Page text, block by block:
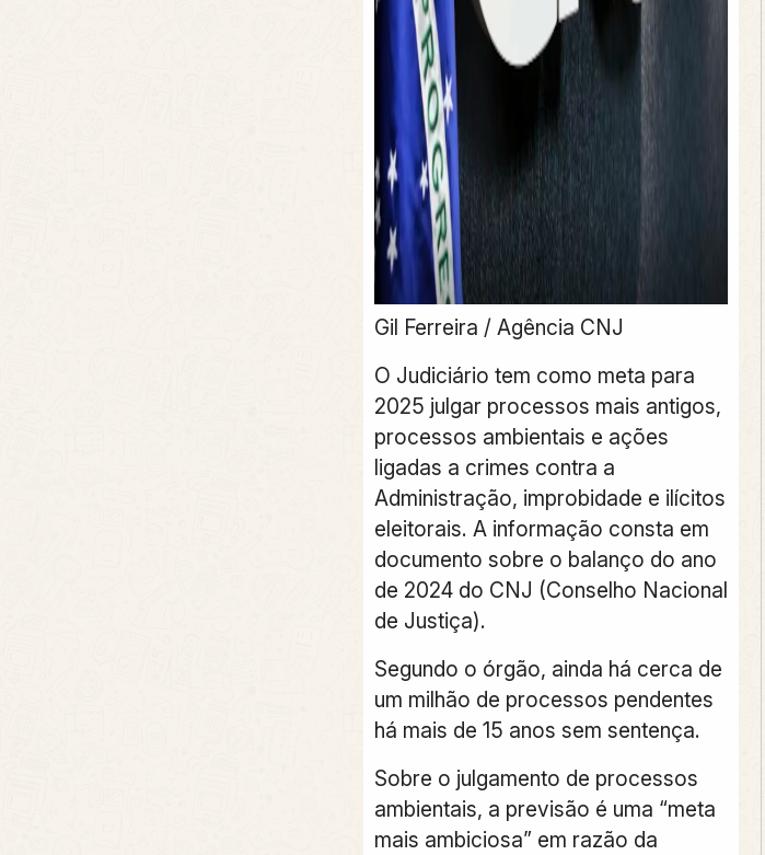
Gil Ferreira / Agência CNJ
O Judiciário tem como meta para
2025 julgar processos mais antigos,
processos ambientais e ações
ligadas a crimes contra a
Administração, improbidade e ilícitos
eleitorais. A informação consta em
documento sobre o balanço do ano
de 2024 do CNJ (Conselho Nacional
de Justiça).
Segundo o órgão, ainda há cerca de
um milhão de processos pendentes
há mais de 15 anos sem sentença.
Sobre o julgamento de processos
ambientais, a previsão é uma “meta
mais ambiciosa” em razão da